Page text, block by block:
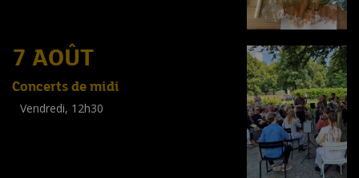
7 AOÛT
Concerts de midi
Vendredi, 12h30